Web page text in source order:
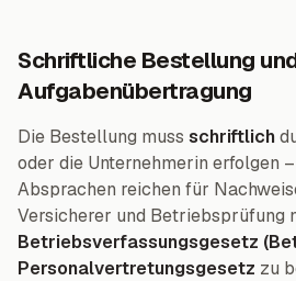
Schriftliche Bestellung
Aufgabenübertragung
Die Bestellung muss schriftlich
oder die Unternehmerin erfolgen
Absprachen reichen für
Versicherer und Betriebsprüfung
Betriebsverfassungsgesetz
Personalvertretungsgesetz zu